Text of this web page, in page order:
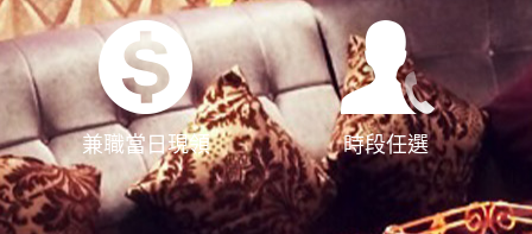
兼職當日現領 時段任選